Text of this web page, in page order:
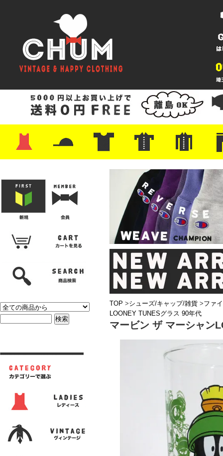
・レザーシューズ/スニーカー
・プリントTシャツ
・バンド/ツアー
・キャラクター
・Nike/adidas/スポーツ
・チャンピオン
・サーフ/スケート
・ボーダー/総柄/無地
・フットボール/リンガー
・タンクトップ/NBA・ポロシャツ
・半袖シャツ
・アロハ/サーフ/ボーリング
・ラルフ/ブランド
・無地/チェック/ストラ
・ワーク/ミリタリー/ウ
・ネル/ウール ・ショ
・アウ
・ジー
・
・ミリ
・コー
・コッ
・オー
・ジャ
ン
TOP >シューズ/キャップ/雑貨 >ファ
LOONEY TUNESグラス 90年代
マービン ザ マーシャン